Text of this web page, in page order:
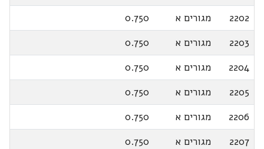
2202
מגורים א
0.750
2203
מגורים א
0.750
2204
מגורים א
0.750
2205
מגורים א
0.750
2206
מגורים א
0.750
2207
מגורים א
0.750